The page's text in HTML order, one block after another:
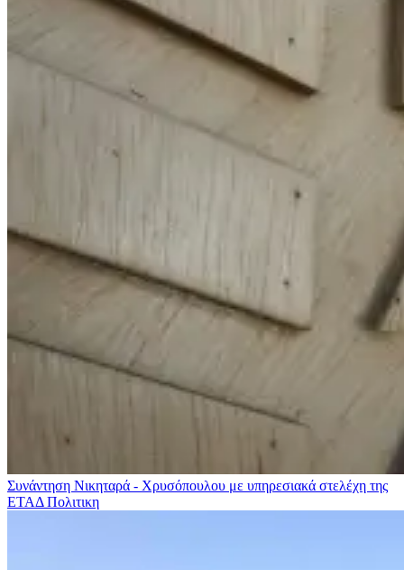
Συνάντηση Νικηταρά - Χρυσόπουλου με υπηρεσιακά στελέχη της
ΕΤΑΔΠολιτικη